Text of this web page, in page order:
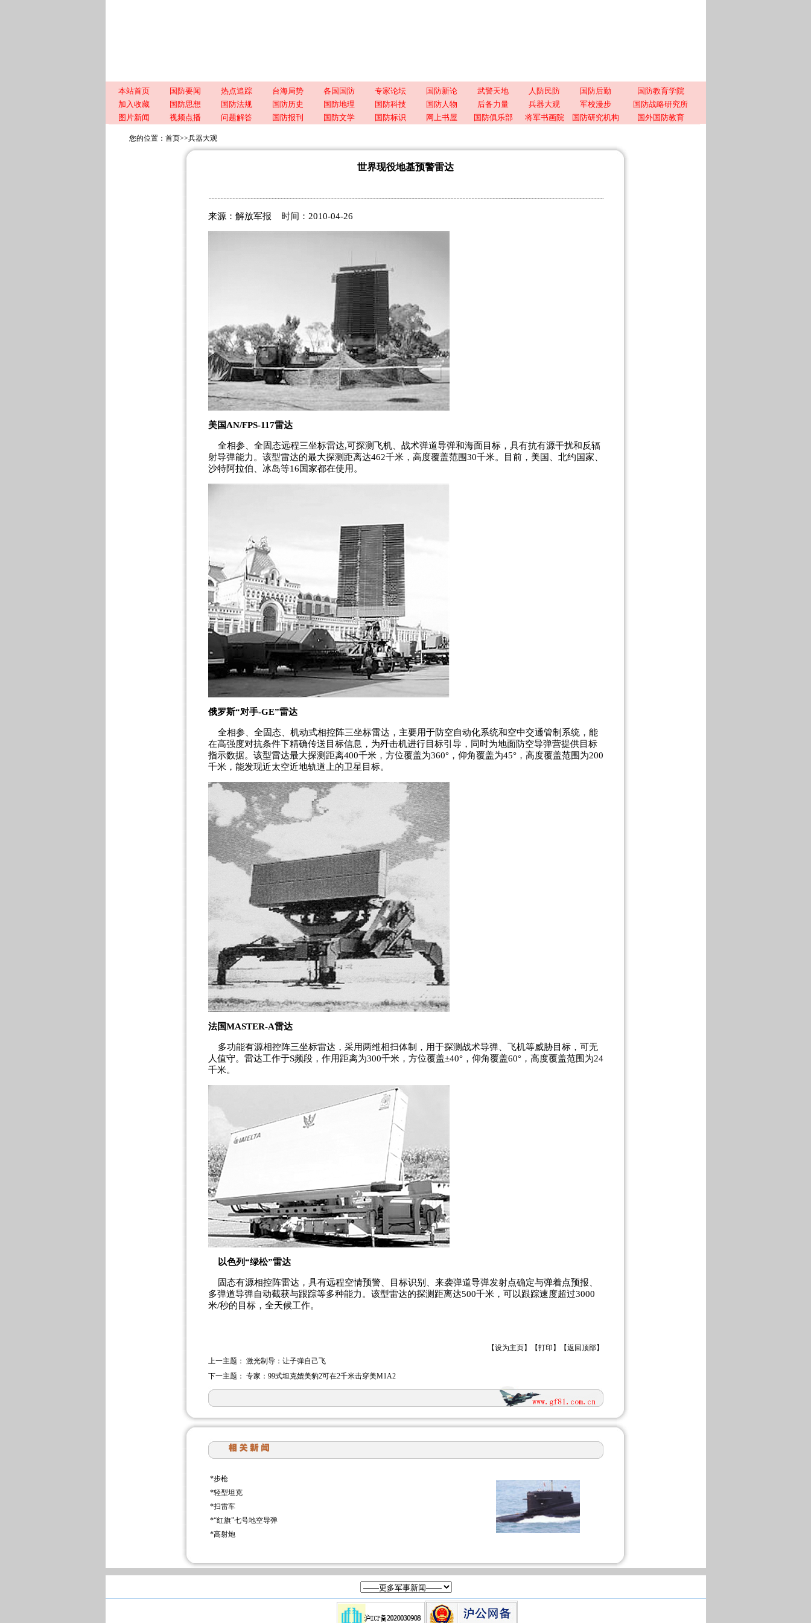
本站首页 国防要闻 热点追踪 台海局势 各国国防 专家论坛 国防新论 武警天地 人防民防 国防后勤
国防教育学院
加入收藏
国防思想 国防法规 国防历史 国防地理 国防科技 国防人物 后备力量 兵器大观 军校漫步
国防战略研究所
图片新闻
视频点播 问题解答 国防报刊 国防文学 国防标识 网上书屋 国防俱乐部 将军书画院 国防研究机构 国外国防教育
您的位置： 首页>>兵器大观
世界现役地基预警雷达
来源：解放军报 时间：2010-04-26
美国AN/FPS-117雷达
全相参、全固态远程三坐标雷达,可探测飞机、战术弹道导弹和海面目标，具有抗有源干扰和反辐
射导弹能力。该型雷达的最大探测距离达462千米，高度覆盖范围30千米。目前，美国、北约国家、
沙特阿拉伯、冰岛等16国家都在使用。
俄罗斯“对手-GE”雷达
全相参、全固态、机动式相控阵三坐标雷达，主要用于防空自动化系统和空中交通管制系统，能
在高强度对抗条件下精确传送目标信息，为歼击机进行目标引导，同时为地面防空导弹营提供目标
指示数据。该型雷达最大探测距离400千米，方位覆盖为360°，仰角覆盖为45°，高度覆盖范围为200
千米，能发现近太空近地轨道上的卫星目标。
法国MASTER-A雷达
多功能有源相控阵三坐标雷达，采用两维相扫体制，用于探测战术导弹、飞机等威胁目标，可无
人值守。雷达工作于S频段，作用距离为300千米，方位覆盖±40°，仰角覆盖60°，高度覆盖范围为24
千米。
以色列“绿松”雷达
固态有源相控阵雷达，具有远程空情预警、目标识别、来袭弹道导弹发射点确定与弹着点预报、
多弹道导弹自动截获与跟踪等多种能力。该型雷达的探测距离达500千米，可以跟踪速度超过3000
米/秒的目标，全天候工作。
【设为主页】【打印 】【返回顶部】
上一主题： 激光制导：让子弹自己飞
下一主题： 专家：99式坦克媲美豹2可在2千米击穿美M1A2
*步枪
*轻型坦克
*扫雷车
*“红旗”七号地空导弹
*高射炮